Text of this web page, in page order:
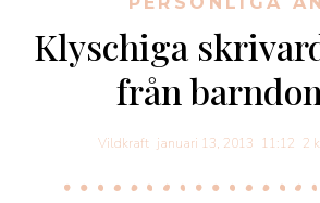
Klyschiga
från
Vildkraft januari 13, 2013 11:12 2